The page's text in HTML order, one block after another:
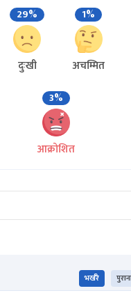
29%
दुःखी
1%
अचम्मित
3%
आक्रोशित
भर्खरै